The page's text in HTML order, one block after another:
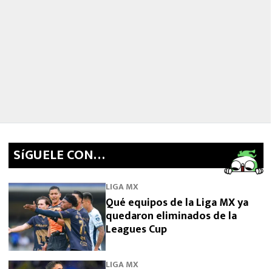
SíGUELE CON…
LIGA MX
Qué equipos de la Liga MX ya
quedaron eliminados de la
Leagues Cup
LIGA MX